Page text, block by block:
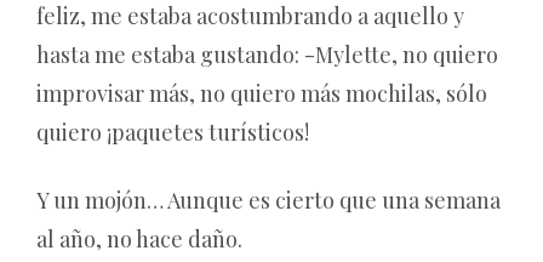
feliz, me estaba acostumbrando a aquello y
hasta me estaba gustando: -Mylette, no quiero
improvisar más, no quiero más mochilas, sólo
quiero ¡paquetes turísticos!
Y un mojón… Aunque es cierto que una semana
al año, no hace daño.